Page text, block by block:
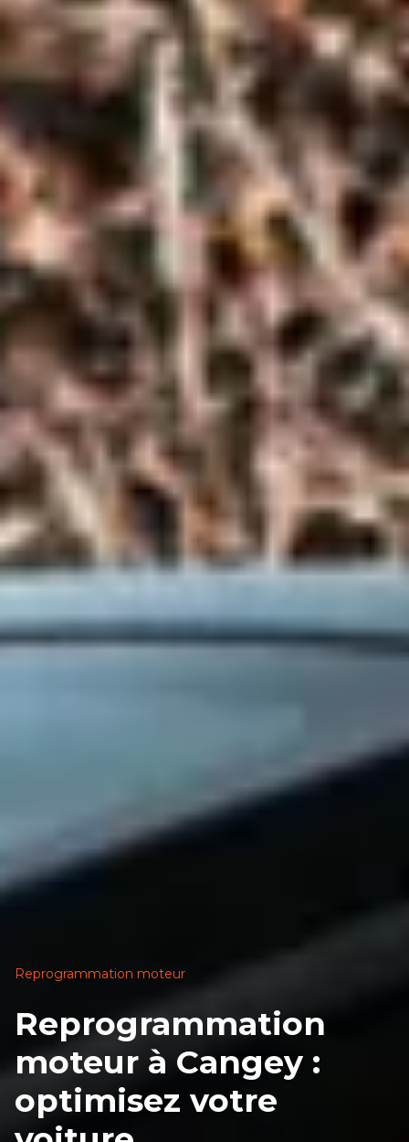
Reprogrammation moteur
Reprogrammation
moteur à Cangey :
optimisez votre